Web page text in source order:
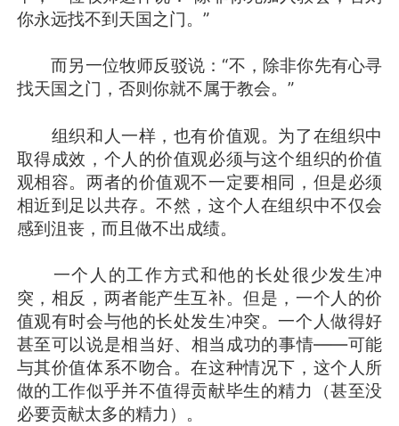
你永远找不到天国之门。”
而另一位牧师反驳说：“不，除非你先有心寻
找天国之门，否则你就不属于教会。”
组织和人一样，也有价值观。为了在组织中
取得成效，个人的价值观必须与这个组织的价值
观相容。两者的价值观不一定要相同，但是必须
相近到足以共存。不然，这个人在组织中不仅会
感到沮丧，而且做不出成绩。
一个人的工作方式和他的长处很少发生冲
突，相反，两者能产生互补。但是，一个人的价
值观有时会与他的长处发生冲突。一个人做得好
甚至可以说是相当好、相当成功的事情——可能
与其价值体系不吻合。在这种情况下，这个人所
做的工作似乎并不值得贡献毕生的精力（甚至没
必要贡献太多的精力）。